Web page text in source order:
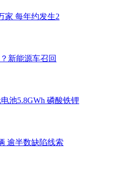
家 每年约发生2
新能源车召回
池5.8GWh 磷酸铁锂
逾半数缺陷线索